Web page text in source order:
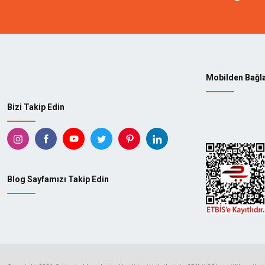
Bizi Takip Edin
Blog Sayfamızı Takip Edin
Mobilden